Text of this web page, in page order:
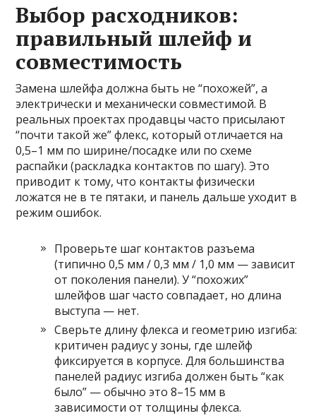
Выбор расходников:
правильный шлейф и
совместимость
Замена шлейфа должна быть не “похожей”, а
электрически и механически совместимой. В
реальных проектах продавцы часто присылают
“почти такой же” флекс, который отличается на
0,5–1 мм по ширине/посадке или по схеме
распайки (раскладка контактов по шагу). Это
приводит к тому, что контакты физически
ложатся не в те пятаки, и панель дальше уходит в
режим ошибок.
Проверьте шаг контактов разъема
(типично 0,5 мм / 0,3 мм / 1,0 мм — зависит
от поколения панели). У “похожих”
шлейфов шаг часто совпадает, но длина
выступа — нет.
Сверьте длину флекса и геометрию изгиба:
критичен радиус у зоны, где шлейф
фиксируется в корпусе. Для большинства
панелей радиус изгиба должен быть “как
было” — обычно это 8–15 мм в
зависимости от толщины флекса.